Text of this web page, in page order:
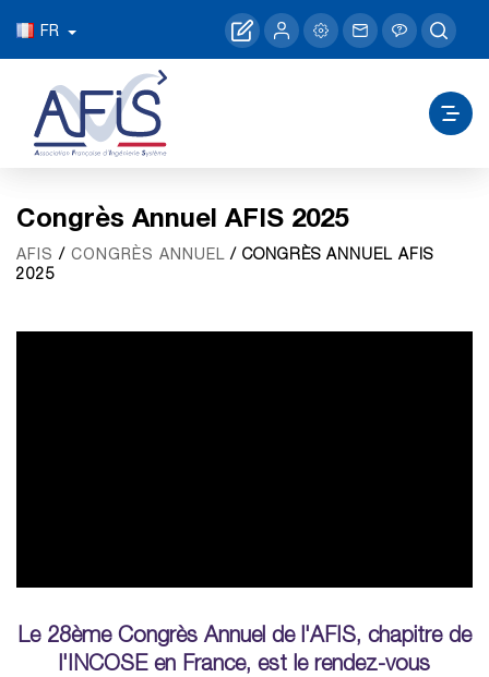
FR
Congrès Annuel AFIS 2025
AFIS / CONGRÈS ANNUEL / CONGRÈS ANNUEL AFIS
2025
Le 28ème Congrès Annuel de l'AFIS, chapitre de
l'INCOSE en France, est le rendez-vous